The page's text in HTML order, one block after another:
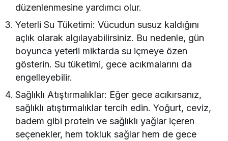
düzenlenmesine yardımcı olur.
Yeterli Su Tüketimi: Vücudun susuz kaldığını
açlık olarak algılayabilirsiniz. Bu nedenle, gün
boyunca yeterli miktarda su içmeye özen
gösterin. Su tüketimi, gece acıkmalarını da
engelleyebilir.
Sağlıklı Atıştırmalıklar: Eğer gece acıkırsanız,
sağlıklı atıştırmalıklar tercih edin. Yoğurt, ceviz,
badem gibi protein ve sağlıklı yağlar içeren
seçenekler, hem tokluk sağlar hem de gece